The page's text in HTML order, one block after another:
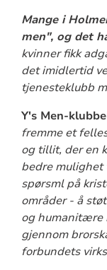
Mange i
men", og det
kvinner fikk
det imidlertid
tjenesteklubb
Y's Men-
fremme et
og tillit, der en
bedre mulighet
spørsml på
områder - å
og humanitære
gjennom
forbundets